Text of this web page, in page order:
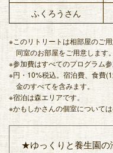
ふくろうさん
※このリトリートは相部屋のご
同室のお部屋をご用意します。
※参加費はすべてのプログラム
※円・10%税込。宿泊費、食費
金のすべてを含みます。
※宿泊は森エリアです。
※かもしかさんの個室について
★ゆっくりと養生園の